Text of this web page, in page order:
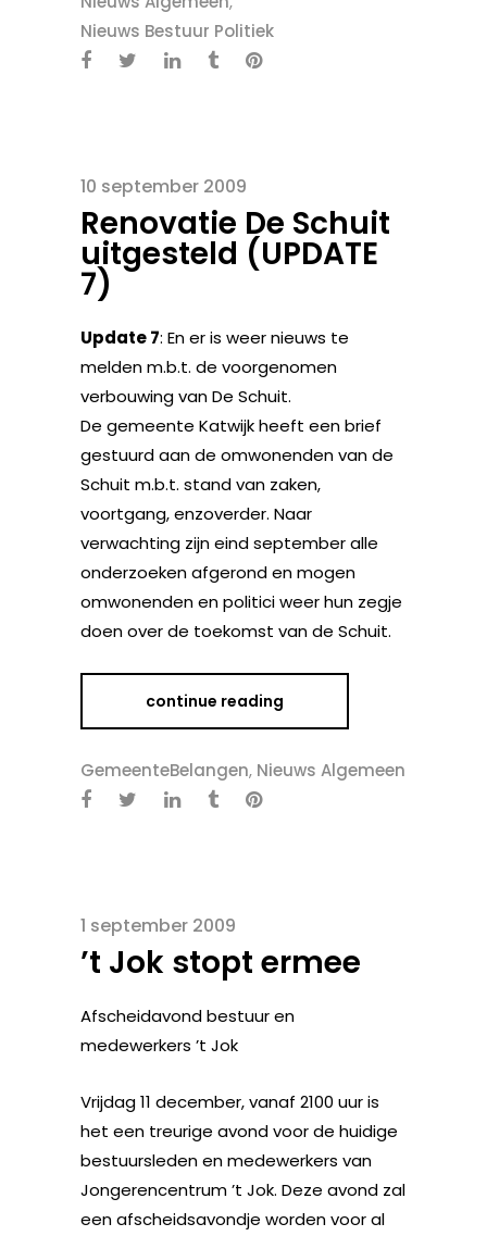
Nieuws Bestuur Politiek
10 september 2009
Renovatie De Schuit
uitgesteld (UPDATE
7)
Update 7: En er is weer nieuws te
melden m.b.t. de voorgenomen
verbouwing van De Schuit.
De gemeente Katwijk heeft een brief
gestuurd aan de omwonenden van de
Schuit m.b.t. stand van zaken,
voortgang, enzoverder. Naar
verwachting zijn eind september alle
onderzoeken afgerond en mogen
omwonenden en politici weer hun zegje
doen over de toekomst van de Schuit.
continue reading
GemeenteBelangen, Nieuws Algemeen
1 september 2009
’t Jok stopt ermee
Afscheidavond bestuur en
medewerkers ’t Jok
Vrijdag 11 december, vanaf 2100 uur is
het een treurige avond voor de huidige
bestuursleden en medewerkers van
Jongerencentrum ’t Jok. Deze avond zal
een afscheidsavondje worden voor al